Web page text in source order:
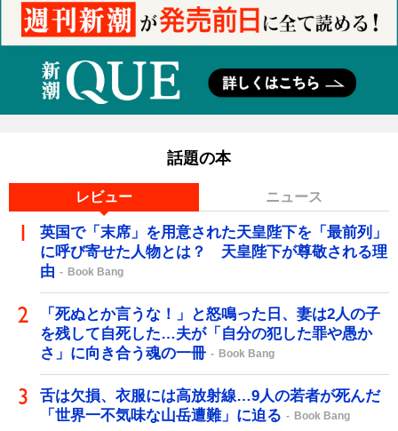
話題の本
レビュー ニュース
英国で「末席」を用意された天皇陛下を「最前列」
に呼び寄せた人物とは？ 天皇陛下が尊敬される理
由
Book Bang
「死ぬとか言うな！」と怒鳴った日、妻は2人の子
を残して自死した…夫が「自分の犯した罪や愚か
さ」に向き合う魂の一冊
Book Bang
舌は欠損、衣服には高放射線…9人の若者が死んだ
「世界一不気味な山岳遭難」に迫る
Book Bang